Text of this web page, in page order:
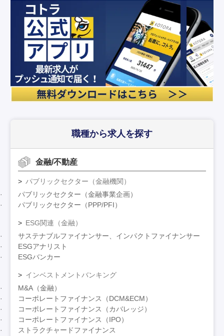
職種から求人を探す
金融/不動産
パブリックセクター（金融機関）
パブリックセクター（金融事業企画）
パブリックセクター（PPP/PFI）
ESG関連（金融）
サステナブルファイナンサー、インパクトファイナンサー
ESGアナリスト
ESGバンカー
インベストメントバンキング
M&A（金融）
コーポレートファイナンス（DCM&ECM）
コーポレートファイナンス（カバレッジ）
コーポレートファイナンス（IPO）
ストラクチャードファイナンス